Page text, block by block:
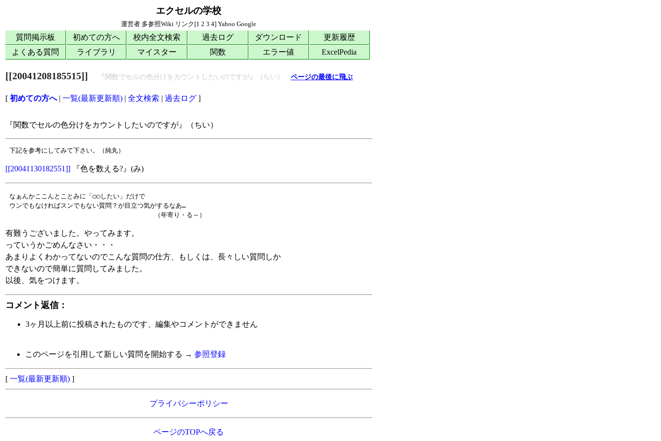
エクセルの学校
運営者 多参照Wiki リンク[1 2 3 4]Yahoo Google
質問掲示板 初めての方へ 校内全文検索 過去ログ ダウンロード
更新履歴
よくある質問
ライブラリ マイスター 関数 エラー値 ExcelPedia
[[20041208185515]] 『関数でセルの色分けをカウントしたいのですが』（ちい）ページの最後に飛ぶ
[初めての方へ|一覧(最新更新順) |全文検索 |過去ログ ]
『関数でセルの色分けをカウントしたいのですが』（ちい）
[[20041130182551]] 『色を数える?』(み)
なぁんかここんとことみに「○○したい」だけで
ウンでもなければスンでもない質問？が目立つ気がするなあ…
有難うございました。やってみます。
っていうかごめんなさい・・・
あまりよくわかってないのでこんな質問の仕方、もしくは、長々しい質問しか
できないので簡単に質問してみました。
以後、気をつけます。
コメント返信：
3ヶ月以上前に投稿されたものです、編集やコメントができません
このページを引用して新しい質問を開始する →参照登録
[一覧(最新更新順) ]
プライバシーポリシー
ページのTOPへ戻る